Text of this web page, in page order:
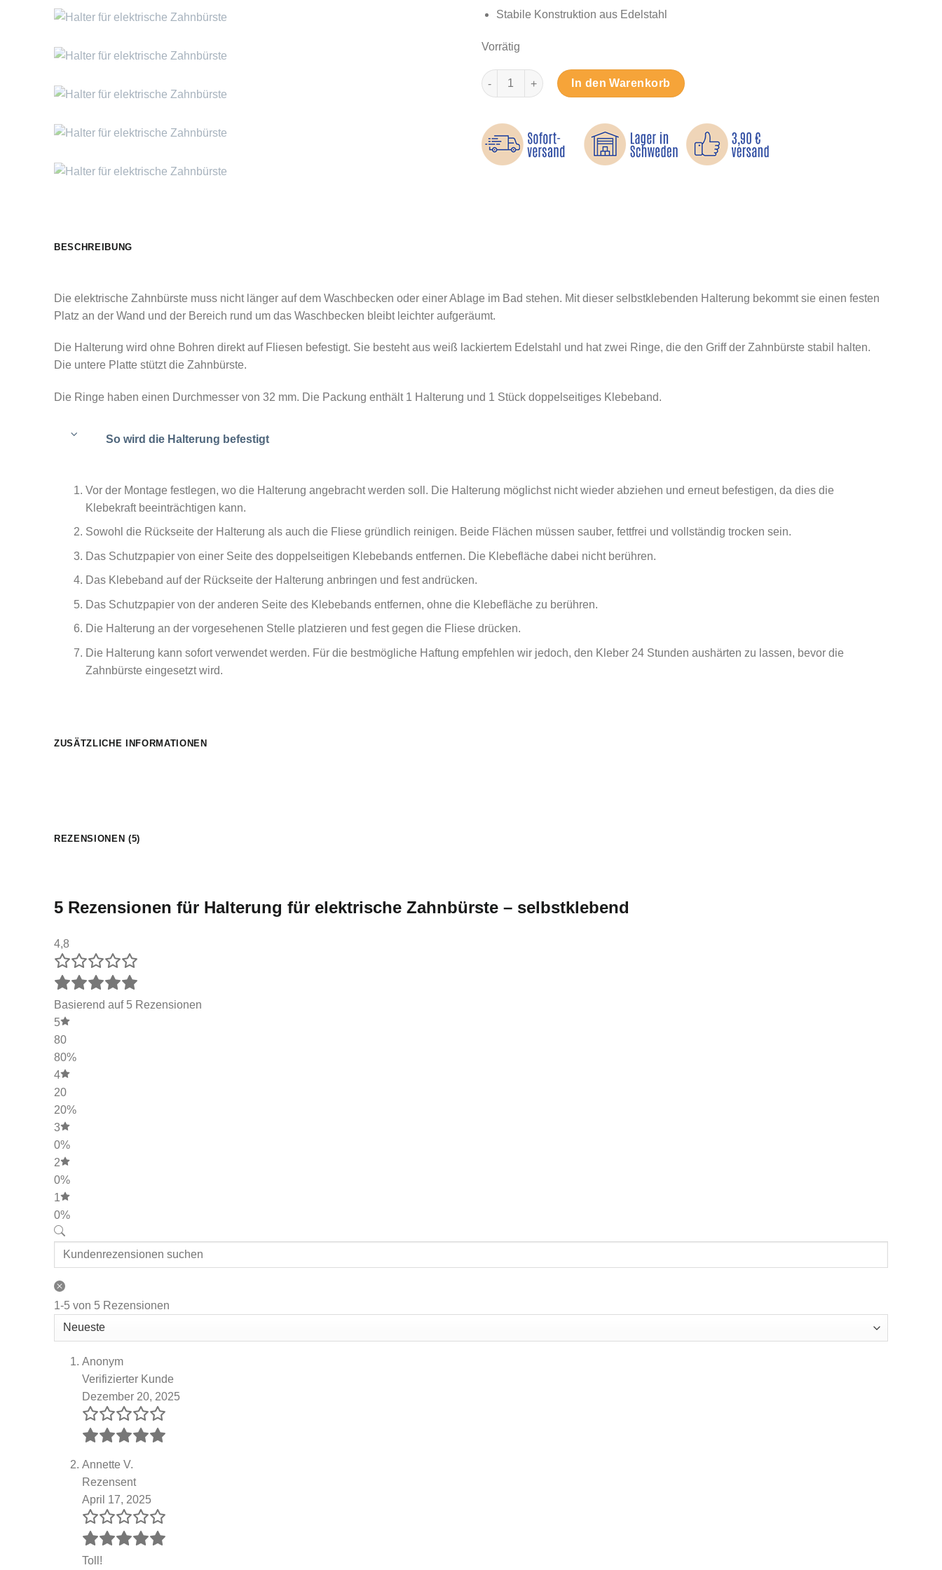
Stabile Konstruktion aus Edelstahl
Vorrätig
Halterung für elektrische Zahnbürste – selbstklebend Menge
In den Warenkorb
BESCHREIBUNG
Die elektrische Zahnbürste muss nicht länger auf dem Waschbecken oder einer Ablage im Bad stehen. Mit dieser selbstklebenden Halterung bekommt sie einen festen
Platz an der Wand und der Bereich rund um das Waschbecken bleibt leichter aufgeräumt.
Die Halterung wird ohne Bohren direkt auf Fliesen befestigt. Sie besteht aus weiß lackiertem Edelstahl und hat zwei Ringe, die den Griff der Zahnbürste stabil halten.
Die untere Platte stützt die Zahnbürste.
Die Ringe haben einen Durchmesser von 32 mm. Die Packung enthält 1 Halterung und 1 Stück doppelseitiges Klebeband.
So wird die Halterung befestigt
Vor der Montage festlegen, wo die Halterung angebracht werden soll. Die Halterung möglichst nicht wieder abziehen und erneut befestigen, da dies die
Klebekraft beeinträchtigen kann.
Sowohl die Rückseite der Halterung als auch die Fliese gründlich reinigen. Beide Flächen müssen sauber, fettfrei und vollständig trocken sein.
Das Schutzpapier von einer Seite des doppelseitigen Klebebands entfernen. Die Klebefläche dabei nicht berühren.
Das Klebeband auf der Rückseite der Halterung anbringen und fest andrücken.
Das Schutzpapier von der anderen Seite des Klebebands entfernen, ohne die Klebefläche zu berühren.
Die Halterung an der vorgesehenen Stelle platzieren und fest gegen die Fliese drücken.
Die Halterung kann sofort verwendet werden. Für die bestmögliche Haftung empfehlen wir jedoch, den Kleber 24 Stunden aushärten zu lassen, bevor die
Zahnbürste eingesetzt wird.
ZUSÄTZLICHE INFORMATIONEN
REZENSIONEN (5)
5 Rezensionen für Halterung für elektrische Zahnbürste – selbstklebend
4,8
Basierend auf 5 Rezensionen
5
80
80%
4
20
20%
3
0%
2
0%
1
0%
1-5 von 5 Rezensionen
Anonym
Verifizierter Kunde
Dezember 20, 2025
Annette V.
Rezensent
April 17, 2025
Toll!